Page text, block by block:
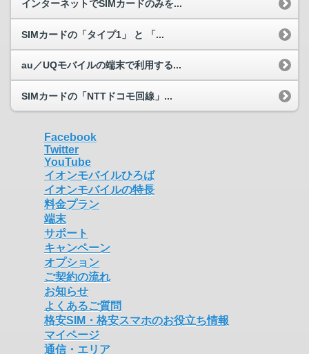
インターネットでSIMカードのみを...
SIMカードの「タイプ1」 と 「...
au／UQモバイルの端末で利用する...
SIMカードの「NTTドコモ回線」...
Facebook
Twitter
YouTube
イオンモバイルひろば
イオンモバイルの特長
料金プラン
端末
サポート
キャンペーン
オプション
ご契約の流れ
お知らせ
よくあるご質問
格安SIM・格安スマホのお役立ち情報
マイページ
通信・エリア